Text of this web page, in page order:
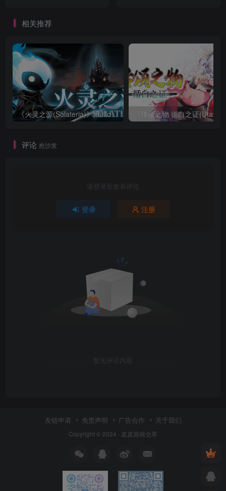
相关推荐
《火灵之源(Solateria)》|Build 23852807|中文|免安装硬盘版
评论 抢沙发
请登录后发表评论
登录 注册
暂无评论内容
友链申请 免责声明 广告合作 关于我们
Copyright © 2024 · 皮皮游戏仓库